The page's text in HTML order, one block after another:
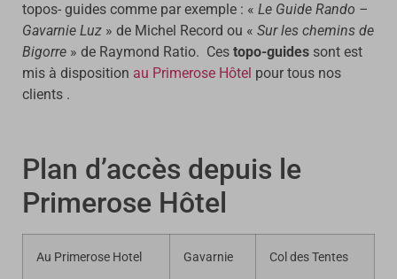
topos- guides comme par exemple : « Le Guide Rando –
Gavarnie Luz » de Michel Record ou « Sur les chemins de
Bigorre » de Raymond Ratio. Ces topo-guides sont est
mis à disposition au Primerose Hôtel pour tous nos
clients .
Plan d’accès depuis le
Primerose Hôtel
Au Primerose Hotel Gavarnie Col des Tentes